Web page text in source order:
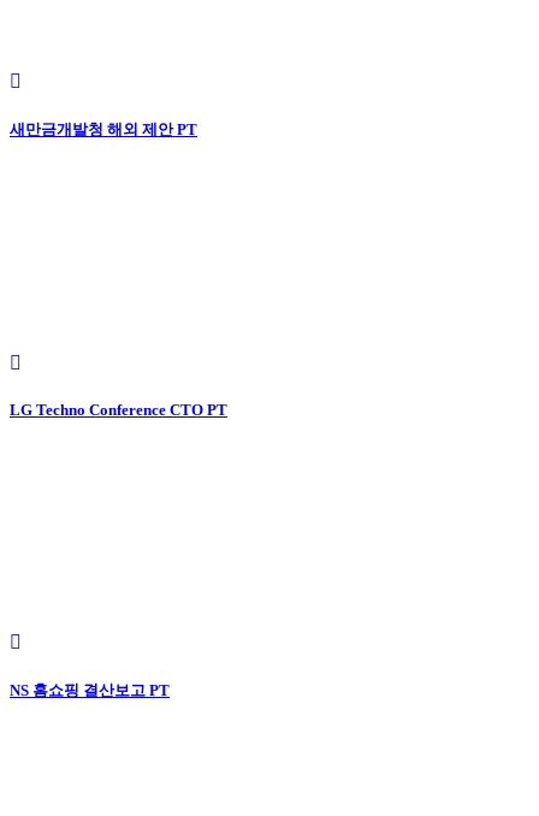
새만금개발청 해외 제안 PT
LG Techno Conference CTO PT
NS 홈쇼핑 결산보고 PT